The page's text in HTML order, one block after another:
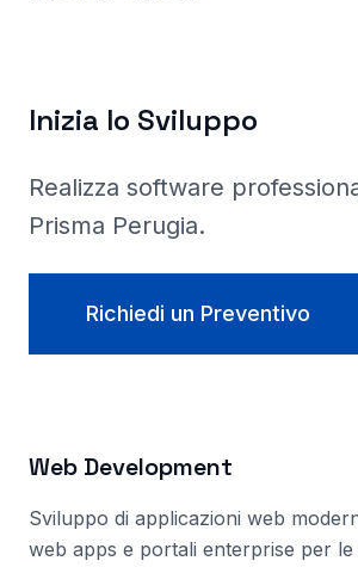
Inizia lo Sviluppo
Realizza software
Prisma Perugia.
Richiedi un Preventivo
Web Development
Sviluppo di applicazioni web
web apps e portali enterprise per le